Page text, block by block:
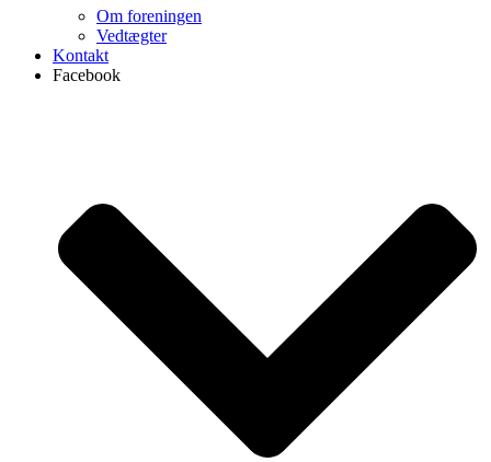
Om foreningen
Vedtægter
Kontakt
Facebook